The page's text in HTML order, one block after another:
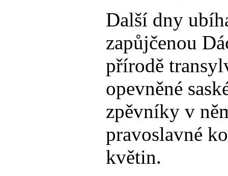
Další dny
zapůjčenou
přírodě
opevněné
zpěvníky v
pravoslavné
květin.